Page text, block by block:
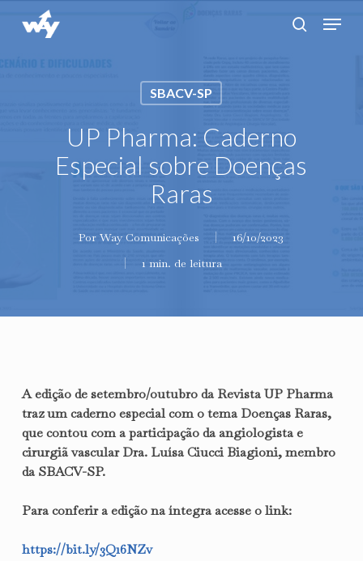
main
Menu
SBACV-SP
UP Pharma: Caderno
Especial sobre Doenças
Raras
Por Way Comunicações
16/10/2023
1 min. de leitura
A edição de setembro/outubro da Revista UP Pharma
traz um caderno especial com o tema Doenças Raras,
que contou com a participação da angiologista e
cirurgiã vascular Dra. Luísa Ciucci Biagioni, membro
da SBACV-SP.
Para conferir a edição na íntegra acesse o link:
https://bit.ly/3Q16NZv